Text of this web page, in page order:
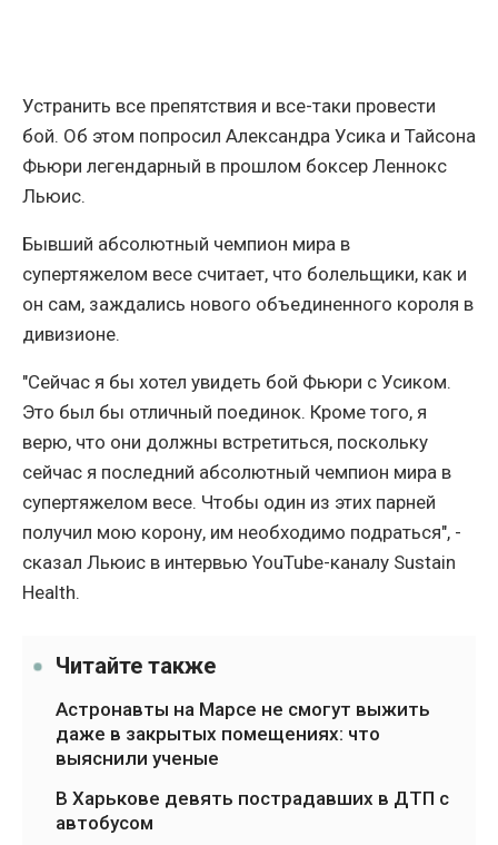
Устранить все препятствия и все-таки провести
бой. Об этом попросил Александра Усика и Тайсона
Фьюри легендарный в прошлом боксер Леннокс
Льюис.
Бывший абсолютный чемпион мира в
супертяжелом весе считает, что болельщики, как и
он сам, заждались нового объединенного короля в
дивизионе.
"Сейчас я бы хотел увидеть бой Фьюри с Усиком.
Это был бы отличный поединок. Кроме того, я
верю, что они должны встретиться, поскольку
сейчас я последний абсолютный чемпион мира в
супертяжелом весе. Чтобы один из этих парней
получил мою корону, им необходимо подраться", -
сказал Льюис в интервью YouTube-каналу Sustain
Health.
Читайте также
Астронавты на Марсе не смогут выжить
даже в закрытых помещениях: что
выяснили ученые
В Харькове девять пострадавших в ДТП с
автобусом